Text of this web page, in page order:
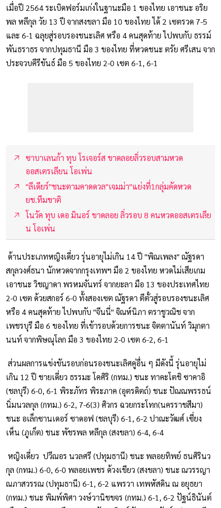
เมื่อปี 2564 ระเบิดฟอร์มเก่งในฐานะมือ 1 ของไทย เอาชนะ อริย
พล หลีกุล วัย 13 ปี จากสงขลา มือ 10 ของไทย ได้ 2 เซตรวด 7-5
และ 6-1 ฉลุยสู่รอบรองชนะเลิศ หรือ 4 คนสุดท้าย ไปพบกับ ธรรม์
พันธราธร จากปทุมธานี มือ 3 ของไทย ที่หวดชนะ ตรัย ศรีเสน จาก
ประจวบคีรีขันธ์ มือ 5 ของไทย 2-0 เซต 6-1, 6-1
ซาบาเลนก้า ทุบ โรเจอร์ส ขาดลอยลิ่วรอบสามหวด
ออสเตรเลียน โอเพ่น
"ลีเดียร์"ชนะตามคาดดวล"เจมม่า"แย่งที่1กลุ่มคัดหวด
ยช.ทีมชาติ
โนวัค ทุบ เดอ มินอร์ ขาดลอย ลิ่วรอบ 8 คนหวดออสเตรเลีย
น โอเพ่น
ด้านประเภทหญิงเดี่ยว รุ่นอายุไม่เกิน 14 ปี "พิณเพลง" ณัฐรดา
สกุลวงศ์ธนา นักหวดจากกรุงเทพฯ มือ 2 ของไทย หวดไม่เสียเกม
เอาชนะ วิชญาดา พรหมจันทร์ จากยะลา มือ 13 ของประเทศไทย
2-0 เซต ด้วยสกอร์ 6-0 ทั้งสองเซต ณัฐรดา ตีตั๋วสู่รอบรองชนะเลิศ
หรือ 4 คนสุดท้าย ไปพบกับ "จีนนี่" จิณห์นิภา ตราชูวณิช จาก
เพชรบุรี มือ 6 ของไทย ที่เข้ารอบด้วยการชนะ จิตตานันท์ วิมุกตา
นนท์ จากพิษณุโลก มือ 3 ของไทย 2-0 เซต 6-2, 6-1
ส่วนผลการแข่งขันรอบก่อนรองชนะเลิศคู่อื่น ๆ มีดังนี้ รุ่นอายุไม่
เกิน 12 ปี ชายเดี่ยว ธรรมะ โคศิริ (กทม.) ชนะ ทาคะโตชิ ซาคาอิ
(ชลบุรี) 6-0, 6-1 พิระภัทร พิระภาค (อุตรดิตถ์) ชนะ ปัณณพรรธน์
นิ่มนวลกุล (กทม.) 6-2, 7-6(3) ศิวกร ฉวยกระโทก(นครราชสีมา)
ชนะ อเล็กซานเดอร์ ซาดอฟ (ชลบุรี) 6-1, 6-2 ปาณะวัฒศ์ เซี่ยง
เห็น (ภูเก็ต) ชนะ พัชรพล หลีกุล (สงขลา) 6-4, 6-4
หญิงเดี่ยว ปวีณอร นวลศรี (ปทุมธานี) ชนะ พลอยทิพย์ ธนศิรินว
กุล (กทม.) 6-0, 6-0 พลอยเพชร ด้วงเขียว (สงขลา) ชนะ ณวรรญา
ณภาสวรรณ (ปทุมธานี) 6-1, 6-2 แพรวา เทพหัสดิน ณ อยุธยา
(กทม.) ชนะ พิมพ์พิศา วงษ์วานิชขจร (กทม.) 6-1, 6-2 ปัฐน์ธินันต์